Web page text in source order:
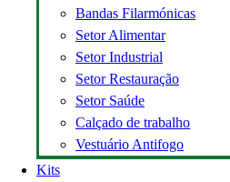
Bandas Filarmónicas
Setor Alimentar
Setor Industrial
Setor Restauração
Setor Saúde
Calçado de trabalho
Vestuário Antifogo
Kits